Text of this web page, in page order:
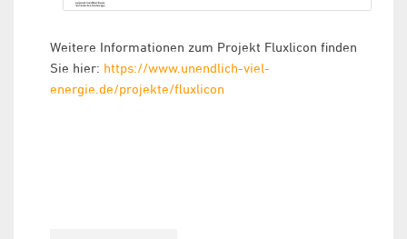
Weitere Informationen zum Projekt Fluxlicon finden
Sie hier: https://www.unendlich-viel-
energie.de/projekte/fluxlicon